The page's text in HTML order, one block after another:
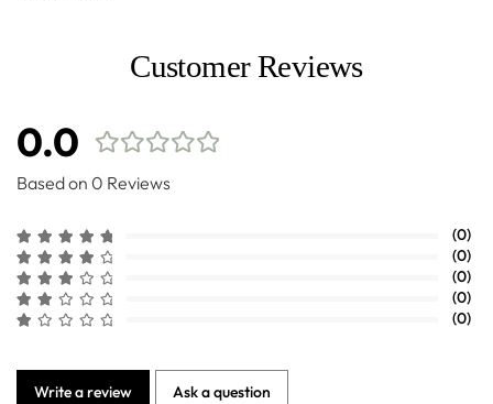
Customer Reviews
0.0
Based on 0 Reviews
(0)
(0)
(0)
(0)
(0)
Write a review Ask a question